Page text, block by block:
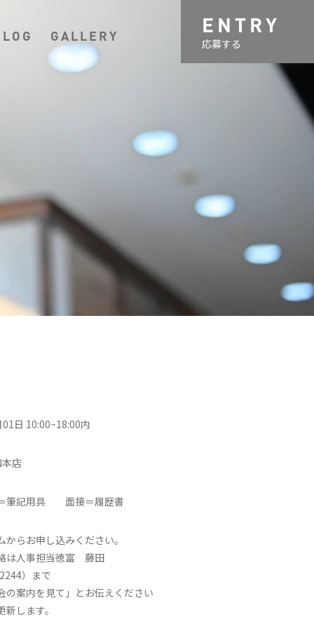
GALLERY ENTRY
応募する
日 10:00~18:00内
本店
筆記用具 面接＝履歴書
からお申し込みください。
は人事担当徳富 藤田
）まで
の案内を見て」とお伝えください
します。